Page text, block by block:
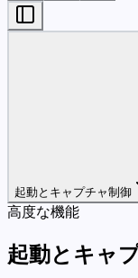
起動とキャプチャ制御
高度な機能
起動とキャ